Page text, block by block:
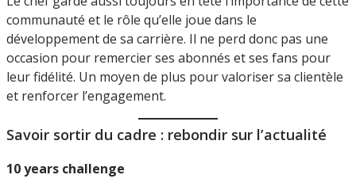
communauté et le rôle qu’elle joue dans le
développement de sa carrière. Il ne perd donc pas une
occasion pour remercier ses abonnés et ses fans pour
leur fidélité. Un moyen de plus pour valoriser sa clientèle
et renforcer l’engagement.
Savoir sortir du cadre : rebondir sur l’actualité
10 years challenge